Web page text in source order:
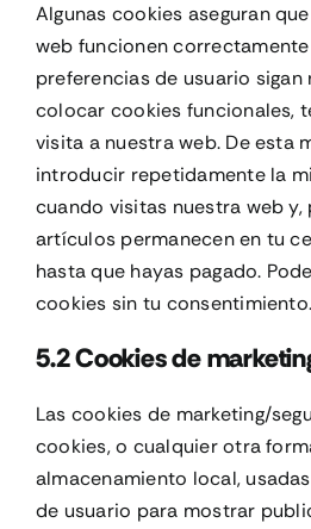
Algunas cookies aseguran
web funcionen
preferencias de usuario
colocar cookies funcionales,
visita a nuestra web. De esta
introducir repetidamente la
cuando visitas nuestra web
artículos permanecen en tu
hasta que hayas pagado.
cookies sin tu consentimiento.
5.2 Cookies de
Las cookies de marketing/
cookies, o cualquier otra
almacenamiento local,
de usuario para mostrar